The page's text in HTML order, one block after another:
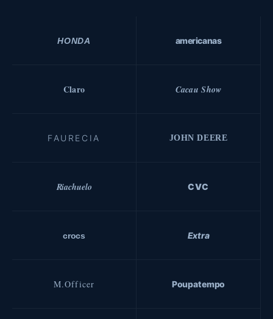
HONDA americanas
Claro Cacau Show
FAURECIA JOHN DEERE
Riachuelo CVC
crocs Extra
M.Officer Poupatempo